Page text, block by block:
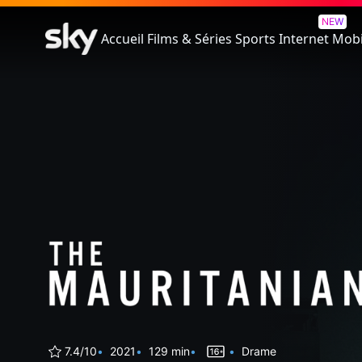
Accueil Films & Séries Sports
NEW
Internet
Désigné Coupable - The
7.4/10 2021 129 min Drame